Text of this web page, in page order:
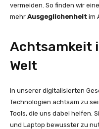
vermeiden. So finden wir
mehr Ausgeglichenheit im
Achtsamkeit
Welt
In unserer digitalisierten
Technologien achtsam zu
Tools, die uns dabei helfen.
und Laptop bewusster zu